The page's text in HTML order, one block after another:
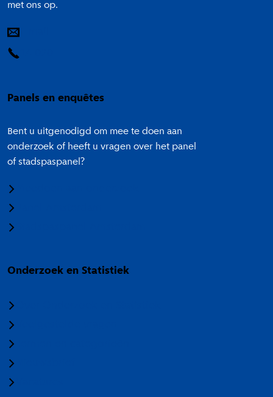
met ons op.
Panels en enquêtes
Bent u uitgenodigd om mee te doen aan
onderzoek of heeft u vragen over het panel
of stadspaspanel?
Onderzoek en Statistiek